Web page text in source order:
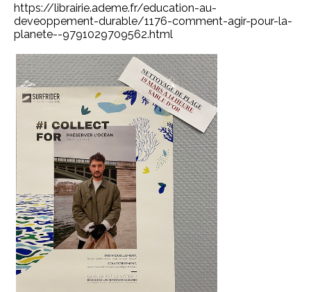
https://librairie.ademe.fr/education-au-
deveoppement-durable/1176-comment-agir-pour-la-
planete--9791029709562.html